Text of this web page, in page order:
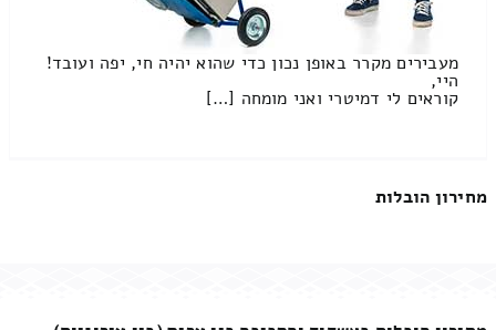
מעבירים מקרר באופן נכון כדי שהוא יהיה חי, יפה ועובד!
היי,
קוראים לי דמיטרי ואני מומחה […]
מחירון הובלות